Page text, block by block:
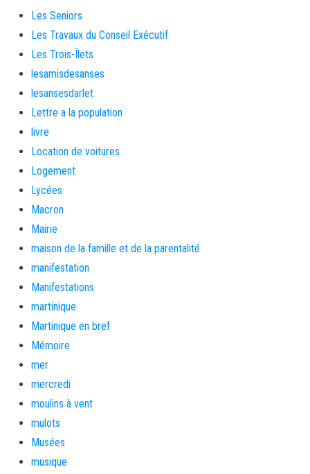
Les Seniors
Les Travaux du Conseil Exécutif
Les Trois-Îlets
lesamisdesanses
lesansesdarlet
Lettre a la population
livre
Location de voitures
Logement
Lycées
Macron
Mairie
maison de la famille et de la parentalité
manifestation
Manifestations
martinique
Martinique en bref
Mémoire
mer
mercredi
moulins à vent
mulots
Musées
musique